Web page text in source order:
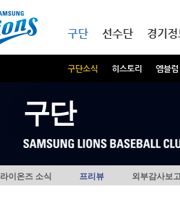
구단
구단소식 히스토리 엠블럼
선수단 경기
구단
라이온즈 소식 프리뷰 외부감사보